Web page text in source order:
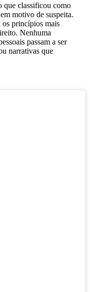
que classificou como
motivo de suspeita.
os princípios mais
Nenhuma
passam a ser
narrativas que